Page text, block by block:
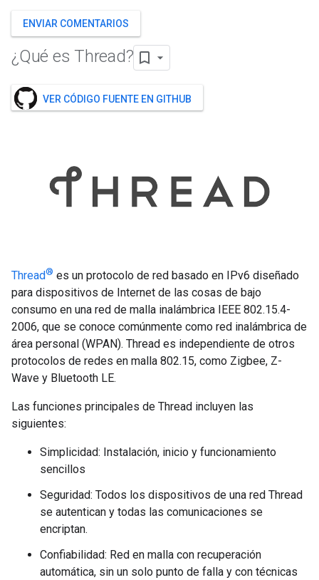
ENVIAR COMENTARIOS
¿Qué es Thread?
VER CÓDIGO FUENTE EN GITHUB
Thread® es un protocolo de red basado en IPv6 diseñado
para dispositivos de Internet de las cosas de bajo
consumo en una red de malla inalámbrica IEEE 802.15.4-
2006, que se conoce comúnmente como red inalámbrica de
área personal (WPAN). Thread es independiente de otros
protocolos de redes en malla 802.15, como Zigbee, Z-
Wave y Bluetooth LE.
Las funciones principales de Thread incluyen las
siguientes:
Simplicidad: Instalación, inicio y funcionamiento
sencillos
Seguridad: Todos los dispositivos de una red Thread
se autentican y todas las comunicaciones se
encriptan.
Confiabilidad: Red en malla con recuperación
automática, sin un solo punto de falla y con técnicas